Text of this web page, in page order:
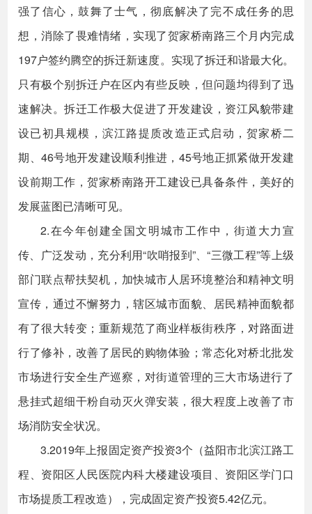
强了信心，鼓舞了士气，彻底解决了完不成任务的思
想，消除了畏难情绪，实现了贺家桥南路三个月内完成
197户签约腾空的拆迁新速度。实现了拆迁和谐最大化。
只有极个别拆迁户在区内有些反映，但问题均得到了迅
速解决。拆迁工作极大促进了开发建设，资江风貌带建
设已初具规模，滨江路提质改造正式启动，贺家桥二
期、46号地开发建设顺利推进，45号地正抓紧做开发建
设前期工作，贺家桥南路开工建设已具备条件，美好的
发展蓝图已清晰可见。
2.在今年创建全国文明城市工作中，街道大力宣
传、广泛发动，充分利用“吹哨报到”、“三微工程”等上级
部门联点帮扶契机，加快城市人居环境整治和精神文明
宣传，通过不懈努力，辖区城市面貌、居民精神面貌都
有了很大转变；重新规范了商业样板街秩序，对路面进
行了修补，改善了居民的购物体验；常态化对桥北批发
市场进行安全生产巡察，对街道管理的三大市场进行了
悬挂式超细干粉自动灭火弹安装，很大程度上改善了市
场消防安全状况。
3.2019年上报固定资产投资3个（益阳市北滨江路工
程、资阳区人民医院内科大楼建设项目、资阳区学门口
市场提质工程改造），完成固定资产投资5.42亿元。